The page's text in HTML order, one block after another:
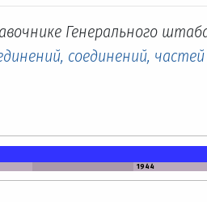
Генерального
соединений,
1944